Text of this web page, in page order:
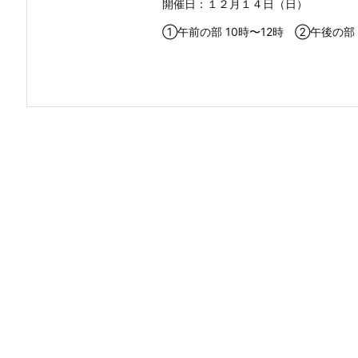
開催日：１２月１４日（日）
①午前の部 10時〜12時 ②午後の部